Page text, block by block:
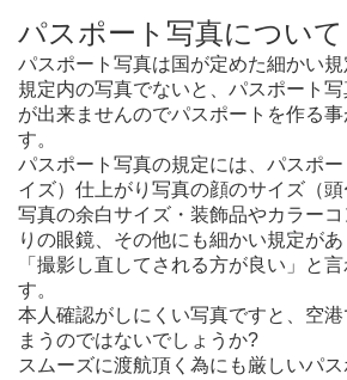
パスポート写真について
パスポート写真は国が定めた細かい規
規定内の写真でないと、パスポート
が出来ませんのでパスポートを作る
す。
パスポート写真の規定には、パスポ
イズ）仕上がり写真の顔のサイズ（頭
写真の余白サイズ・装飾品やカラー
りの眼鏡、その他にも細かい規定があ
「撮影し直してされる方が良い」と
す。
本人確認がしにくい写真ですと、空
まうのではないでしょうか?
スムーズに渡航頂く為にも厳しいパ